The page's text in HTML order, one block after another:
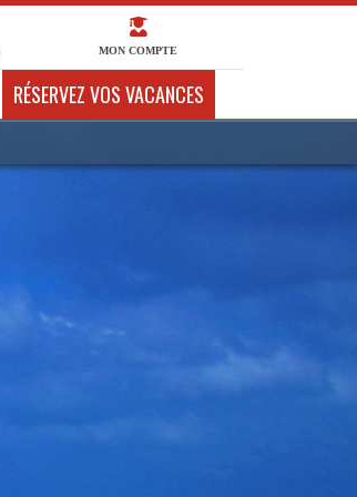
MON COMPTE
RÉSERVEZ VOS VACANCES